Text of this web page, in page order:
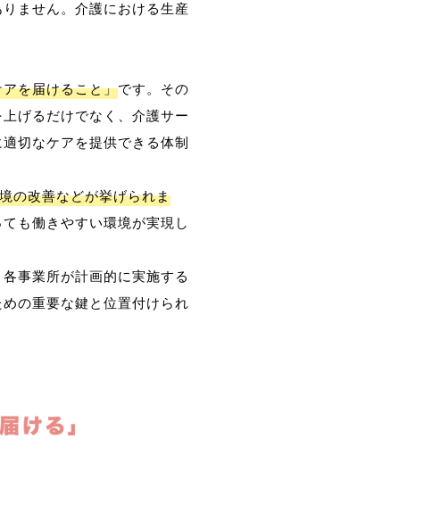
ません。介護における生産
を届けること」です。その
げるだけでなく、介護サー
切なケアを提供できる体制
の改善などが挙げられま
も働きやすい環境が実現し
事業所が計画的に実施する
の重要な鍵と位置付けられ